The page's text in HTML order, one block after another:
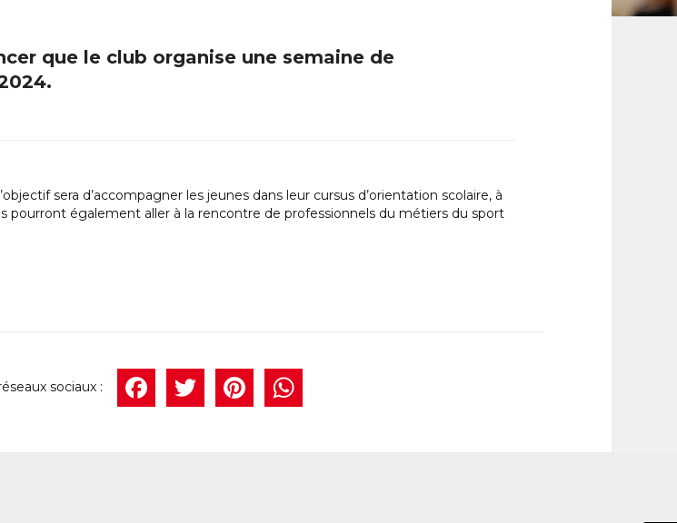
que le club organise une semaine de
sera d’accompagner les jeunes dans leur cursus d’orientation scolaire, à
pourront également aller à la rencontre de professionnels du métiers du sport
Facebook
TwitterPinterest